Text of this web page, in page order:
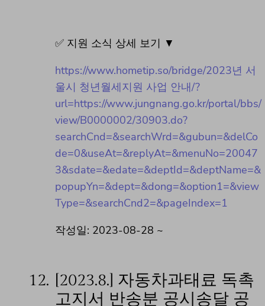
✅ 지원 소식 상세 보기 ▼
https://www.hometip.so/bridge/2023년 서
울시 청년월세지원 사업 안내/?
url=https://www.jungnang.go.kr/portal/bbs/
view/B0000002/30903.do?
searchCnd=&searchWrd=&gubun=&delCo
de=0&useAt=&replyAt=&menuNo=20047
3&sdate=&edate=&deptId=&deptName=&
popupYn=&dept=&dong=&option1=&view
Type=&searchCnd2=&pageIndex=1
작성일: 2023-08-28 ~
12.
[2023.8.] 자동차과태료 독촉
고지서 반송분 공시송달 공